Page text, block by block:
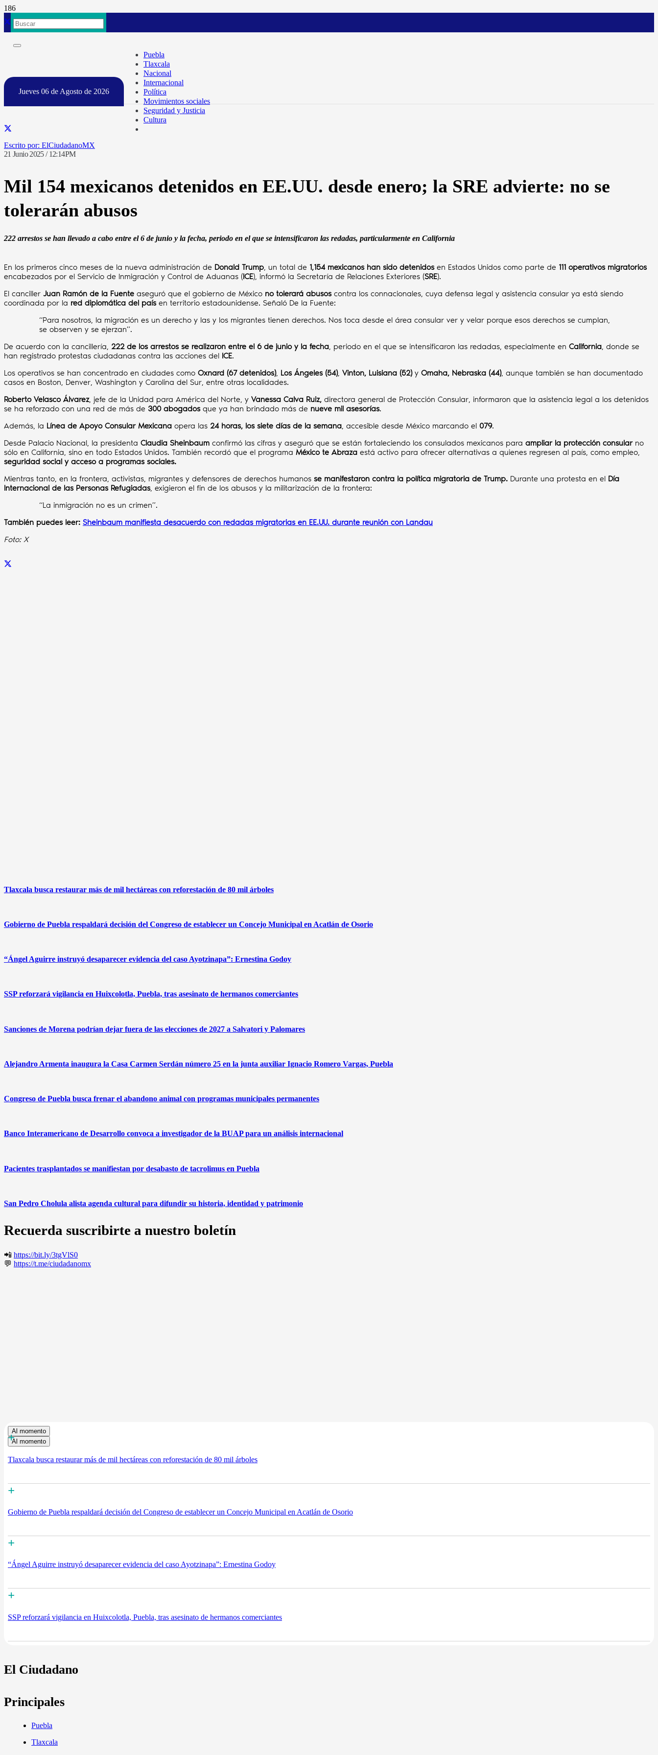
Jueves 06 de Agosto de 2026
Puebla
Tlaxcala
Nacional
Internacional
Política
Movimientos sociales
Seguridad y Justicia
Cultura
ElCiudadanoMX
21 Junio 2025 / 12:14PM
Mil 154 mexicanos detenidos en EE.UU. desde enero; la SRE advierte: no se
tolerarán abusos
222 arrestos se han llevado a cabo entre el 6 de junio y la fecha, periodo en el que se intensificaron las redadas, particularmente en California
En los primeros cinco meses de la nueva administración de Donald Trump, un total de 1,154 mexicanos han sido detenidosen Estados Unidos como parte de 111 operativos migratorios
encabezados por el Servicio de Inmigración y Control de Aduanas (ICE), informó la Secretaría de Relaciones Exteriores (SRE).
El canciller Juan Ramón de la Fuente aseguró que el gobierno de México no tolerará abusoscontra los connacionales, cuya defensa legal y asistencia consular ya está siendo
coordinada por la red diplomática del paísen territorio estadounidense. Señaló De la Fuente:
“Para nosotros, la migración es un derecho y las y los migrantes tienen derechos. Nos toca desde el área consular ver y velar porque esos derechos se cumplan,
se observen y se ejerzan”.
De acuerdo con la cancillería, 222 de los arrestos se realizaron entre el 6 de junio y la fecha, periodo en el que se intensificaron las redadas, especialmente en California, donde se
han registrado protestas ciudadanas contra las acciones del ICE.
Los operativos se han concentrado en ciudades como Oxnard (67 detenidos), Los Ángeles (54), Vinton, Luisiana (52)y Omaha, Nebraska (44), aunque también se han documentado
casos en Boston, Denver, Washington y Carolina del Sur, entre otras localidades.
Roberto Velasco Álvarez, jefe de la Unidad para América del Norte, y Vanessa Calva Ruiz, directora general de Protección Consular, informaron que la asistencia legal a los detenidos
se ha reforzado con una red de más de 300 abogadosque ya han brindado más de nueve mil asesorías.
Además, la Línea de Apoyo Consular Mexicana opera las 24 horas, los siete días de la semana, accesible desde México marcando el 079.
Desde Palacio Nacional, la presidenta Claudia Sheinbaum confirmó las cifras y aseguró que se están fortaleciendo los consulados mexicanos para ampliar la protección consularno
sólo en California, sino en todo Estados Unidos. También recordó que el programa México te Abraza está activo para ofrecer alternativas a quienes regresen al país, como empleo,
seguridad social y acceso a programas sociales.
Mientras tanto, en la frontera, activistas, migrantes y defensores de derechos humanos se manifestaron contra la política migratoria de Trump. Durante una protesta en el Día
Internacional de las Personas Refugiadas, exigieron el fin de los abusos y la militarización de la frontera:
“La inmigración no es un crimen”.
También puedes leer: Sheinbaum manifiesta desacuerdo con redadas migratorias en EE.UU. durante reunión con Landau
Foto: X
Tlaxcala busca restaurar más de mil hectáreas con reforestación de 80 mil árboles
Gobierno de Puebla respaldará decisión del Congreso de establecer un Concejo Municipal en Acatlán de Osorio
“Ángel Aguirre instruyó desaparecer evidencia del caso Ayotzinapa”: Ernestina Godoy
SSP reforzará vigilancia en Huixcolotla, Puebla, tras asesinato de hermanos comerciantes
Sanciones de Morena podrían dejar fuera de las elecciones de 2027 a Salvatori y Palomares
Alejandro Armenta inaugura la Casa Carmen Serdán número 25 en la junta auxiliar Ignacio Romero Vargas, Puebla
Congreso de Puebla busca frenar el abandono animal con programas municipales permanentes
Banco Interamericano de Desarrollo convoca a investigador de la BUAP para un análisis internacional
Pacientes trasplantados se manifiestan por desabasto de tacrolimus en Puebla
San Pedro Cholula alista agenda cultural para difundir su historia, identidad y patrimonio
Recuerda suscribirte a nuestro boletín
📲 https://bit.ly/3tgVlS0
💬 https://t.me/ciudadanomx
Al momento
Al momento
+
Tlaxcala busca restaurar más de mil hectáreas con reforestación de 80 mil árboles
+
Gobierno de Puebla respaldará decisión del Congreso de establecer un Concejo Municipal en Acatlán de Osorio
+
“Ángel Aguirre instruyó desaparecer evidencia del caso Ayotzinapa”: Ernestina Godoy
+
SSP reforzará vigilancia en Huixcolotla, Puebla, tras asesinato de hermanos comerciantes
El Ciudadano
Principales
Puebla
Tlaxcala